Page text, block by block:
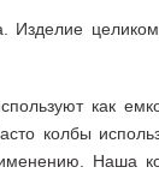
Изделие
как
колбы
Наша